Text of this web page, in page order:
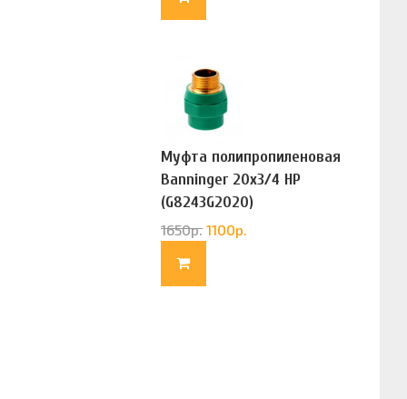
Муфта полипропиленовая
Banninger 20х3/4 НР
(G8243G2020)
1650р. 1100р.